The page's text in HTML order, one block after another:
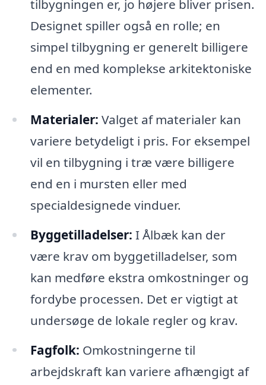
tilbygningen er, jo højere bliver prisen.
Designet spiller også en rolle; en
simpel tilbygning er generelt billigere
end en med komplekse arkitektoniske
elementer.
Materialer: Valget af materialer kan
variere betydeligt i pris. For eksempel
vil en tilbygning i træ være billigere
end en i mursten eller med
specialdesignede vinduer.
Byggetilladelser: I Ålbæk kan der
være krav om byggetilladelser, som
kan medføre ekstra omkostninger og
fordybe processen. Det er vigtigt at
undersøge de lokale regler og krav.
Fagfolk: Omkostningerne til
arbejdskraft kan variere afhængigt af